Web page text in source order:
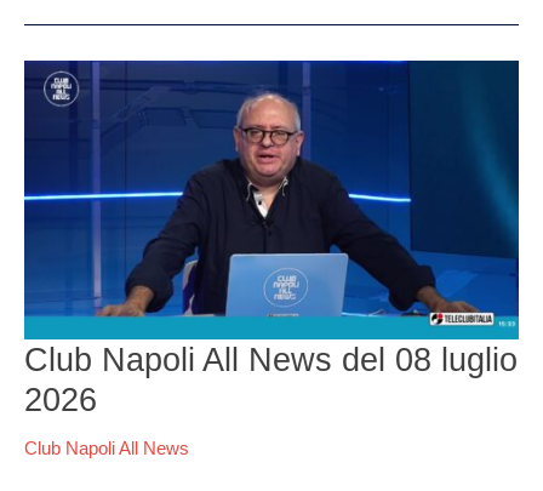
Club Napoli All News del 08 luglio
2026
Club Napoli All News
Club
Napoli
08